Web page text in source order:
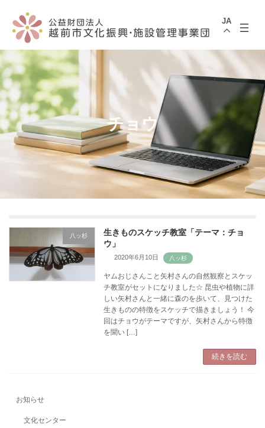
へ
ス
キ
ッ
プ
ョ
ン
に
移
動
JA
チョウ
八ッ杉
生きものスケッチ教室「テーマ：チョ
ウ」
2020年6月10日
ヤムおじさんこと矢村さんの自然観察とスケッ
チ教室がセットになりました☆ 昆虫や植物に詳
しい矢村さんと一緒に森のを歩いて、見つけた
生きものの特徴をスケッチで描きましょう！ 今
回はチョウがテーマですが、矢村さんから特徴
を聞い […]
続きを読む
お知らせ
文化センター